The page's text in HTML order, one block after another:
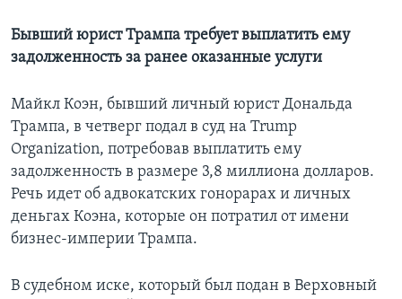
Бывший юрист Трампа требует выплатить ему
задолженность за ранее оказанные услуги
Майкл Коэн, бывший личный юрист Дональда
Трампа, в четверг подал в суд на Trump
Organization, потребовав выплатить ему
задолженность в размере 3,8 миллиона долларов.
Речь идет об адвокатских гонорарах и личных
деньгах Коэна, которые он потратил от имени
бизнес-империи Трампа.
В судебном иске, который был подан в Верховный